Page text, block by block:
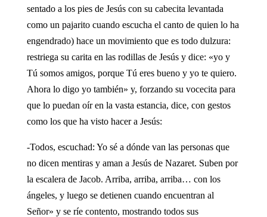
sentado a los pies de Jesús con su cabecita levantada
como un pajarito cuando escucha el canto de quien lo ha
engendrado) hace un movimiento que es todo dulzura:
restriega su carita en las rodillas de Jesús y dice: «yo y
Tú somos amigos, porque Tú eres bueno y yo te quiero.
Ahora lo digo yo también» y, forzando su vocecita para
que lo puedan oír en la vasta estancia, dice, con gestos
como los que ha visto hacer a Jesús:
-Todos, escuchad: Yo sé a dónde van las personas que
no dicen mentiras y aman a Jesús de Nazaret. Suben por
la escalera de Jacob. Arriba, arriba, arriba… con los
ángeles, y luego se detienen cuando encuentran al
Señor» y se ríe contento, mostrando todos sus